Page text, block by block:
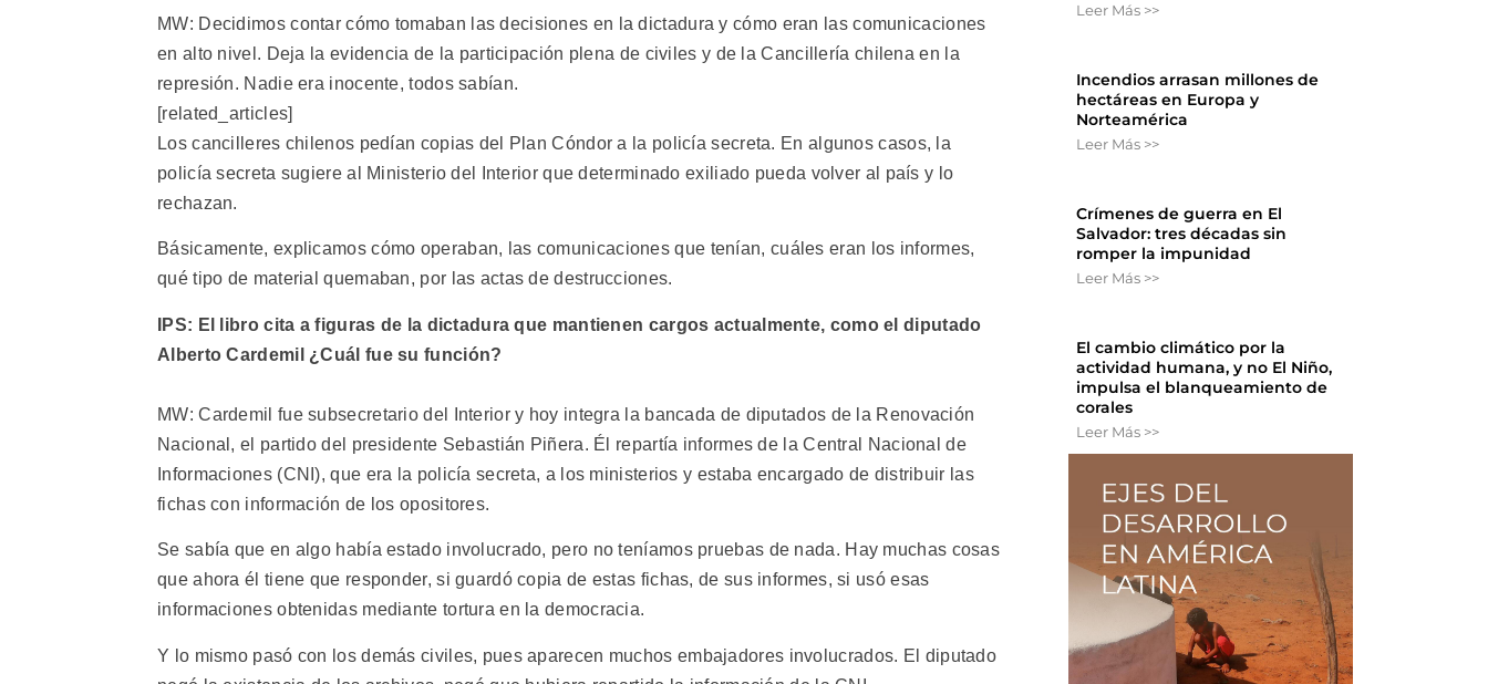
MW: Decidimos contar cómo tomaban las decisiones en la dictadura y cómo eran las comunicaciones
en alto nivel. Deja la evidencia de la participación plena de civiles y de la Cancillería chilena en la
represión. Nadie era inocente, todos sabían.
[related_articles]
Los cancilleres chilenos pedían copias del Plan Cóndor a la policía secreta. En algunos casos, la
policía secreta sugiere al Ministerio del Interior que determinado exiliado pueda volver al país y lo
rechazan.
Básicamente, explicamos cómo operaban, las comunicaciones que tenían, cuáles eran los informes,
qué tipo de material quemaban, por las actas de destrucciones.
IPS: El libro cita a figuras de la dictadura que mantienen cargos actualmente, como el diputado
Alberto Cardemil ¿Cuál fue su función?
MW: Cardemil fue subsecretario del Interior y hoy integra la bancada de diputados de la Renovación
Nacional, el partido del presidente Sebastián Piñera. Él repartía informes de la Central Nacional de
Informaciones (CNI), que era la policía secreta, a los ministerios y estaba encargado de distribuir las
fichas con información de los opositores.
Se sabía que en algo había estado involucrado, pero no teníamos pruebas de nada. Hay muchas cosas
que ahora él tiene que responder, si guardó copia de estas fichas, de sus informes, si usó esas
informaciones obtenidas mediante tortura en la democracia.
Y lo mismo pasó con los demás civiles, pues aparecen muchos embajadores involucrados. El diputado
Leer Más >>
Incendios arrasan millones de
hectáreas en Europa y
Norteamérica
Leer Más >>
Crímenes de guerra en El
Salvador: tres décadas sin
romper la impunidad
Leer Más >>
El cambio climático por la
actividad humana, y no El Niño,
impulsa el blanqueamiento de
corales
Leer Más >>